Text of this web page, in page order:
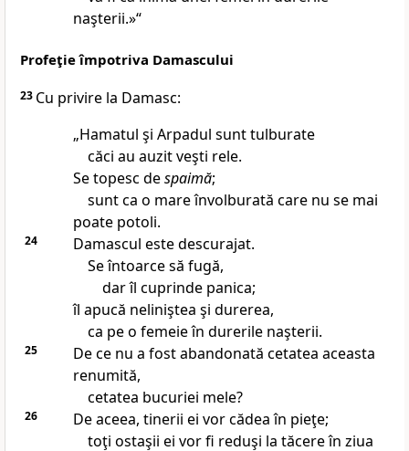
naşterii.»“
Profeţie împotriva Damascului
23 Cu privire la Damasc:
„Hamatul şi Arpadul sunt tulburate
căci au auzit veşti rele.
Se topesc despaimă;
sunt ca o mare învolburată care nu se mai
poate potoli.
24
Damascul este descurajat.
Se întoarce să fugă,
dar îl cuprinde panica;
îl apucă neliniştea şi durerea,
ca pe o femeie în durerile naşterii.
25
De ce nu a fost abandonată cetatea aceasta
renumită,
cetatea bucuriei mele?
26
De aceea, tinerii ei vor cădea în pieţe;
toţi ostaşii ei vor fi reduşi la tăcere în ziua